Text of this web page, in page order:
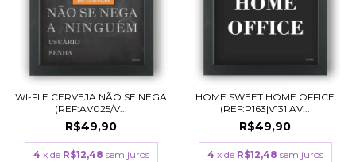
WI-FI E CERVEJA NÃO SE NEGA
(REF:AV025/V...
R$49,90
4 x de R$12,48 sem juros
HOME SWEET HOME OFFICE
(REF:P163|V131|AV...
R$49,90
4 x de R$12,48 sem juros